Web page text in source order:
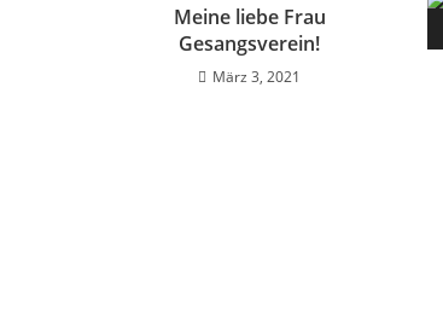
Meine liebe Frau
Gesangsverein!
März 3, 2021